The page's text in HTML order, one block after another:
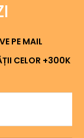
PE MAIL
CELOR +300K